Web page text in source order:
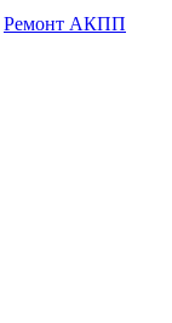
Ремонт АКПП